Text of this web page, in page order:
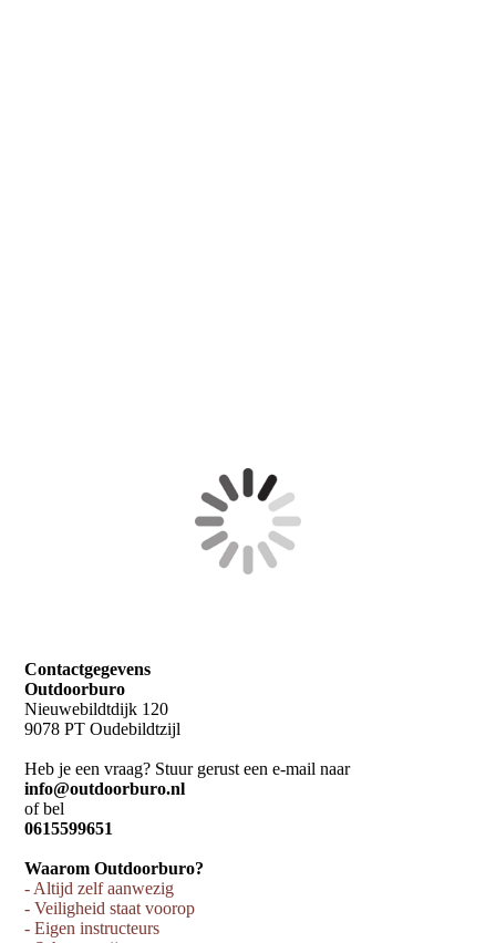
Contactgegevens
Outdoorburo
Nieuwebildtdijk 120
9078 PT Oudebildtzijl
Heb je een vraag? Stuur gerust een e-mail naar
info@outdoorburo.nl
of bel
0615599651
Waarom Outdoorburo?
- Altijd zelf aanwezig
- Veiligheid staat voorop
- Eigen instructeurs